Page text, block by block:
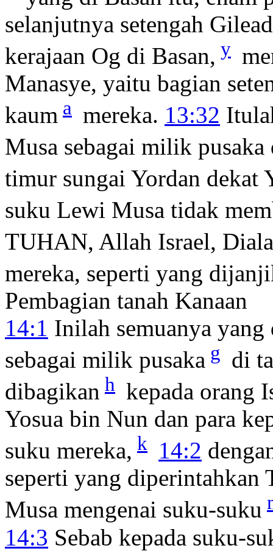
selanjutnya setengah
kerajaan Og di Basan, y
Manasye, yaitu bagian
kaum a mereka. 13:32
Musa sebagai milik
timur sungai Yordan dekat
suku Lewi Musa tidak
TUHAN, Allah Israel,
mereka, seperti yang
Pembagian tanah Kanaan
14:1 Inilah semuanya
sebagai milik pusaka g di
dibagikan h kepada orang
Yosua bin Nun dan para
suku mereka, k 14:2
seperti yang diperintahkan
Musa mengenai suku-suku
14:3 Sebab kepada suku-